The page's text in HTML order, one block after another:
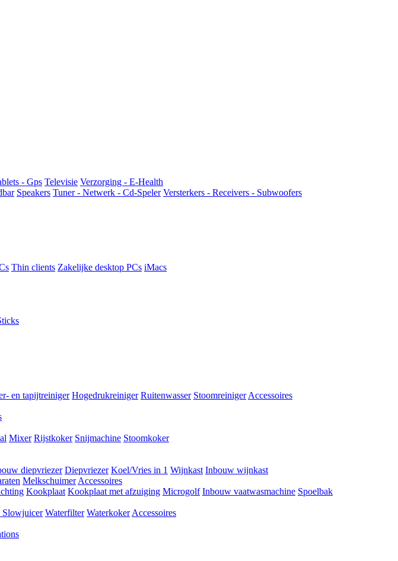
- Gps Televisie Verzorging - E-Health
Speakers Tuner - Netwerk - Cd-Speler Versterkers - Receivers - Subwoofers
Thin clients Zakelijke desktop PCs iMacs
en tapijtreiniger Hogedrukreiniger Ruitenwasser Stoomreiniger Accessoires
Mixer Rijstkoker Snijmachine Stoomkoker
diepvriezer Diepvriezer Koel/Vries in 1 Wijnkast Inbouw wijnkast
Melkschuimer Accessoires
Kookplaat Kookplaat met afzuiging Microgolf Inbouw vaatwasmachine Spoelbak
Slowjuicer Waterfilter Waterkoker Accessoires